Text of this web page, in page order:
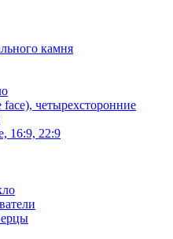
камня
четырехсторонние
16:9, 22:9